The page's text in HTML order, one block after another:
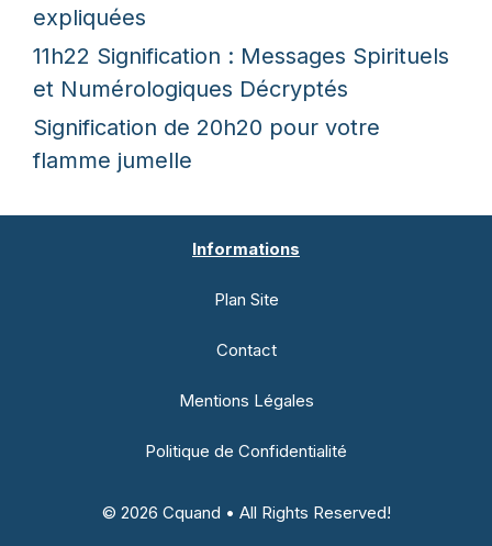
expliquées
11h22 Signification : Messages Spirituels
et Numérologiques Décryptés
Signification de 20h20 pour votre
flamme jumelle
Informations
Plan Site
Contact
Mentions Légales
Politique de Confidentialité
© 2026 Cquand • All Rights Reserved!